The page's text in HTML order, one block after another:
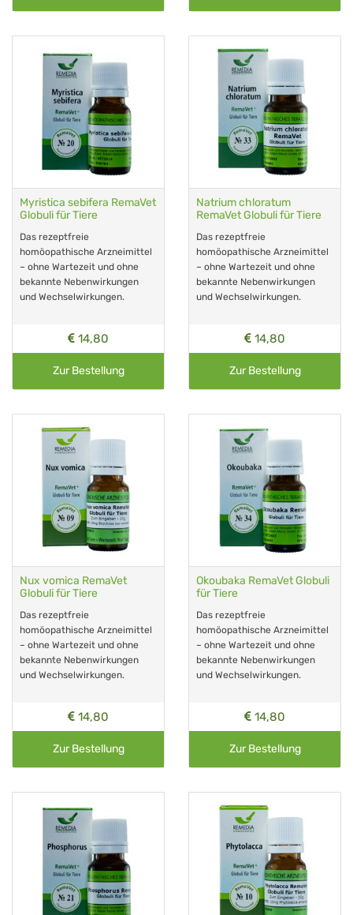
Myristica sebifera RemaVet
Globuli für Tiere
Das rezeptfreie
homöopathische Arzneimittel
– ohne Wartezeit und ohne
bekannte Nebenwirkungen
und Wechselwirkungen.
14,80
Zur Bestellung
Natrium chloratum
RemaVet Globuli für Tiere
Das rezeptfreie
homöopathische Arzneimittel
– ohne Wartezeit und ohne
bekannte Nebenwirkungen
und Wechselwirkungen.
14,80
Zur Bestellung
Nux vomica RemaVet
Globuli für Tiere
Das rezeptfreie
homöopathische Arzneimittel
– ohne Wartezeit und ohne
bekannte Nebenwirkungen
und Wechselwirkungen.
14,80
Zur Bestellung
Okoubaka RemaVet Globuli
für Tiere
Das rezeptfreie
homöopathische Arzneimittel
– ohne Wartezeit und ohne
bekannte Nebenwirkungen
und Wechselwirkungen.
14,80
Zur Bestellung